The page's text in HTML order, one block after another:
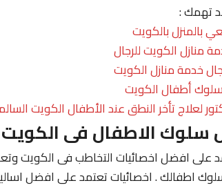
تهمك :
بالمنزل بالكويت
منازل الكويت للرجال
خدمة منازل الكويت
أطفال الكويت
لعلاج تأخر النطق عند الأطفال الكويت
سلوك الاطفال فى الكويت
على افضل اخصائيات التخاطب فى الكويت
اطفالك . اخصائيات تعتمد على افضل